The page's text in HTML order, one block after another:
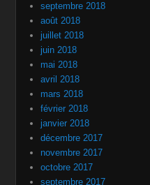
septembre 2018
août 2018
juillet 2018
juin 2018
mai 2018
avril 2018
mars 2018
février 2018
janvier 2018
décembre 2017
novembre 2017
octobre 2017
septembre 2017